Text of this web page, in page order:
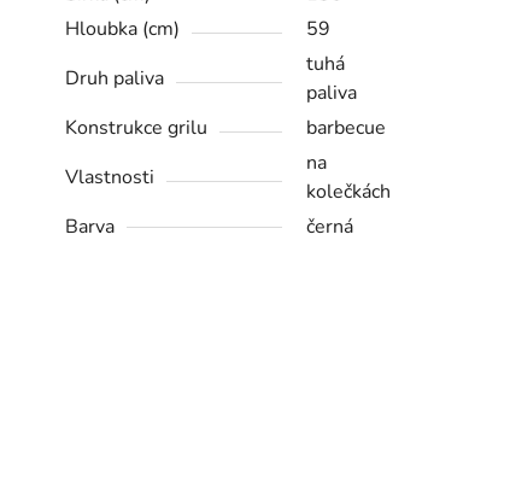
Hloubka (cm)
59
Druh paliva
tuhá
paliva
Konstrukce grilu
barbecue
Vlastnosti
na
kolečkách
Barva
černá